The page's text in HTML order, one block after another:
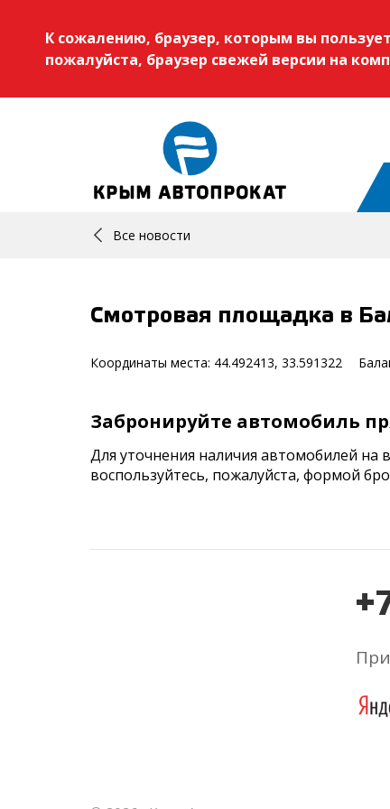
К сожалению, браузер, которым вы
пожалуйста, браузер свежей версии на
Все новости
Смотровая площадка в
Координаты места: 44.492413, 33.591322 ⠀
Забронируйте автомобиль
Для уточнения наличия автомобилей на
воспользуйтесь, пожалуйста, формой